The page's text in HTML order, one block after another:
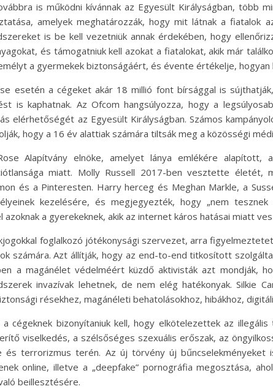
is működni kívánnak az Egyesült Királyságban, több
amelyek meghatározzák, hogy mit látnak a fiatalok
is be kell vezetniük annak érdekében, hogy
és támogatniuk kell azokat a fiatalokat, akik már
a gyermekek biztonságáért, és évente értékelje,
esetén a cégeket akár 18 millió font bírsággal is
is kaphatnak. Az Ofcom hangsúlyozza, hogy a
elérhetőségét az Egyesült Királyságban. Számos
hogy a 16 év alattiak számára tiltsák meg a közösségi
Alapítvány elnöke, amelyet lánya emlékére
miatt. Molly Russell 2017-ben vesztette életét,
és a Pinteresten. Harry herceg és Meghan Markle, a
kezelésére, és megjegyezték, hogy „nem
a gyerekeknek, akik az internet káros hatásai miatt
foglalkozó jótékonysági szervezet, arra
számára. Azt állítják, hogy az end-to-end titkosított
a magánélet védelméért küzdő aktivisták azt mondják,
invazívak lehetnek, de nem elég hatékonyak. Silkie
résekhez, magánéleti behatolásokhoz, hibákhoz,
cégeknek bizonyítaniuk kell, hogy elkötelezettek az
viselkedés, a szélsőséges szexuális erőszak, az
és terrorizmus terén. Az új törvény új
online, illetve a „deepfake” pornográfia megosztása,
beillesztésére.